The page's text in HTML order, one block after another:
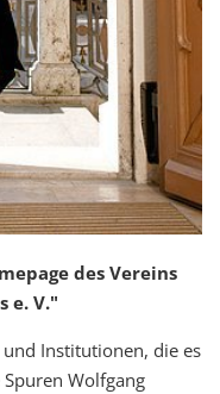
des Vereins
e. V."
Institutionen, die es
Wolfgang